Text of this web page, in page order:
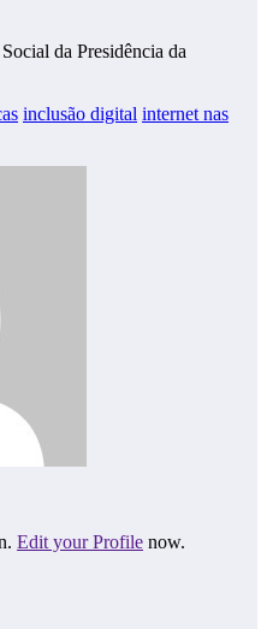
da Presidência da
inclusão digital internet nas
Edit your Profile now.